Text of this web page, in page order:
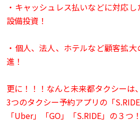
・キャッシュレス払いなどに対応
設備投資！
・個人、法人、ホテルなど顧客拡
進！
更に！！！なんと未来都タクシーは
3つのタクシー予約アプリの「
「Uber」「GO」「S.RIDE」の３つ！